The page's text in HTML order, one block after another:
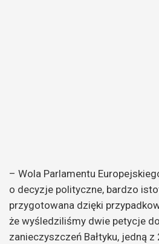
– Wola Parlamentu
o decyzje polityczne, bardzo
przygotowana dzięki
że wyśledziliśmy dwie petycje
zanieczyszczeń Bałtyku, jedną